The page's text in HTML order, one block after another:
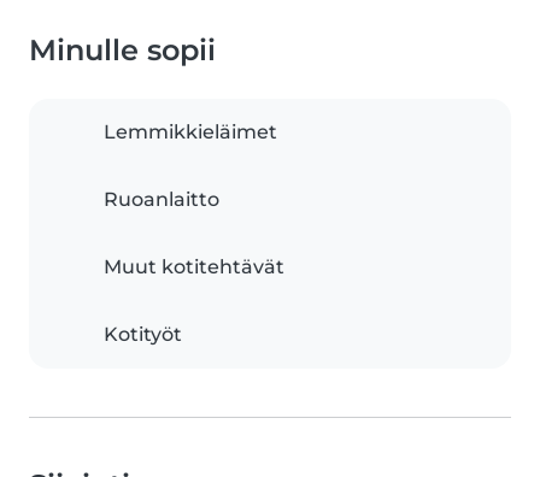
Minulle sopii
Lemmikkieläimet
Ruoanlaitto
Muut kotitehtävät
Kotityöt